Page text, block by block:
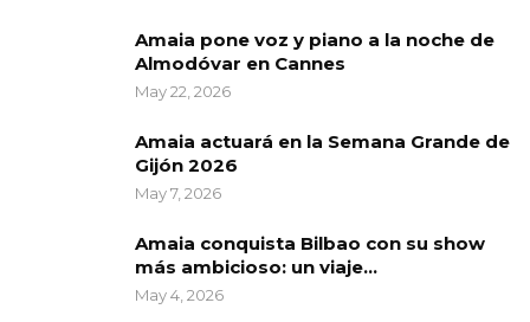
Amaia pone voz y piano a la noche de
Almodóvar en Cannes
May 22, 2026
Amaia actuará en la Semana Grande de
Gijón 2026
May 7, 2026
Amaia conquista Bilbao con su show
más ambicioso: un viaje…
May 4, 2026